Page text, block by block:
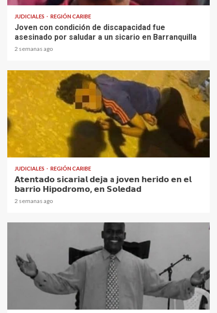
JUDICIALES REGIÓN CARIBE
Joven con condición de discapacidad fue
asesinado por saludar a un sicario en Barranquilla
2 semanas ago
1 min read
JUDICIALES REGIÓN CARIBE
𝗔𝘁𝗲𝗻𝘁𝗮𝗱𝗼 𝘀𝗶𝗰𝗮𝗿𝗶𝗮𝗹 𝗱𝗲𝗷𝗮 a 𝗷𝗼𝘃𝗲𝗻 𝗵𝗲𝗿𝗶𝗱𝗼 𝗲𝗻 𝗲𝗹
𝗯𝗮𝗿𝗿𝗶𝗼 𝗛𝗶𝗽𝗼𝗱𝗿𝗼𝗺𝗼, 𝗲𝗻 𝗦𝗼𝗹𝗲𝗱𝗮𝗱
2 semanas ago